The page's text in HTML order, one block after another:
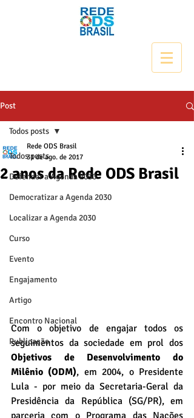
Post
Todos posts
Defender a Agenda 2030
Democratizar a Agenda 2030
Localizar a Agenda 2030
Curso
Evento
Engajamento
Artigo
Encontro Nacional
Publicação
Todos posts
2 anos da Rede ODS Brasil
Rede ODS Brasil
31 de ago. de 2017
Com o objetivo de engajar todos os
Objetivos de Desenvolvimento do
Milênio (ODM), em 2004, o Presidente
Lula - por meio da Secretaria-Geral da
Presidência da República (SG/PR), em
parceria com o Programa das Nações